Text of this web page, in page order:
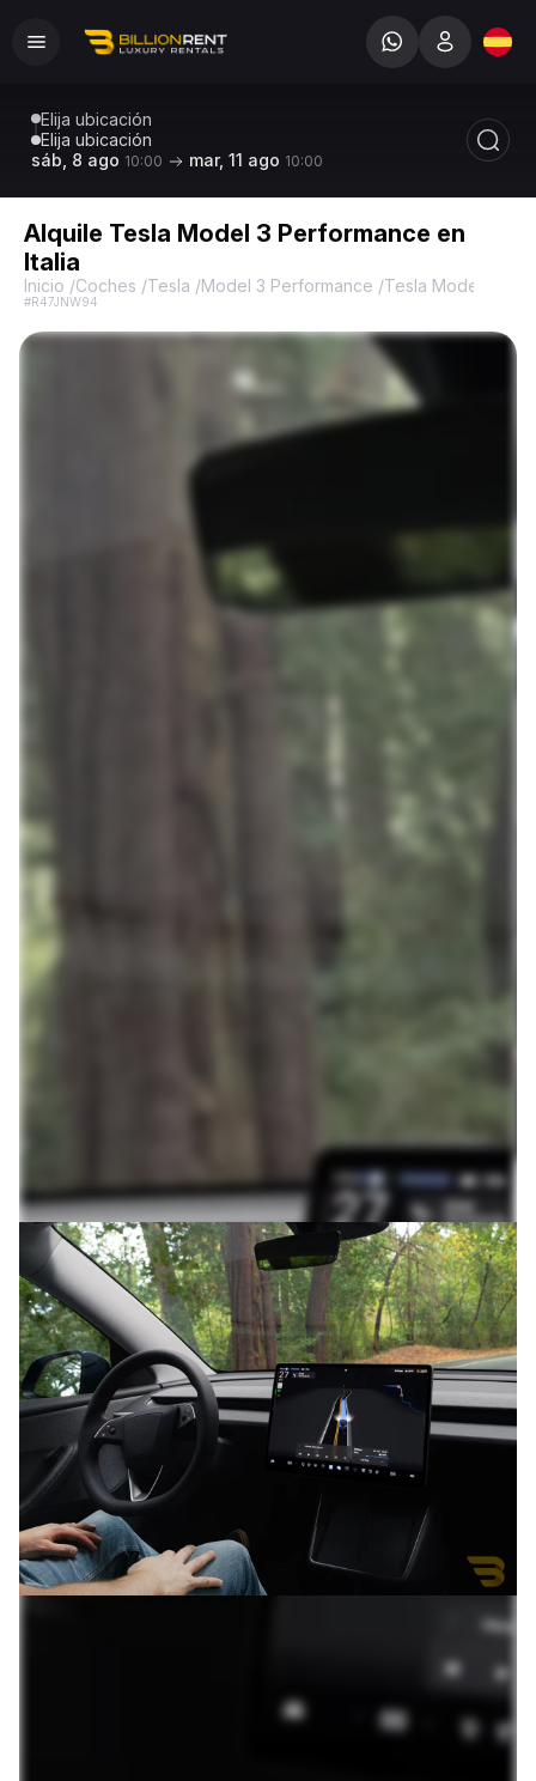
Elija ubicación
Elija ubicación
sáb, 8 ago 10:00 mar, 11 ago 10:00
Alquile Tesla Model 3 Performance en
Italia
Inicio /Coches /Tesla /Model 3 Performance /Tesla Model 3
#R47JNW94